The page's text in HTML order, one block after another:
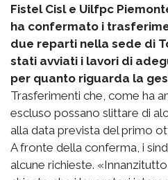
Fistel Cisl e Uilfpc
ha confermato i
due reparti nella sede di
stati avviati i lavori di
per quanto riguarda la
Trasferimenti che, come ha
escluso possano slittare di
alla data prevista del primo
A fronte della conferma, i
alcune richieste.